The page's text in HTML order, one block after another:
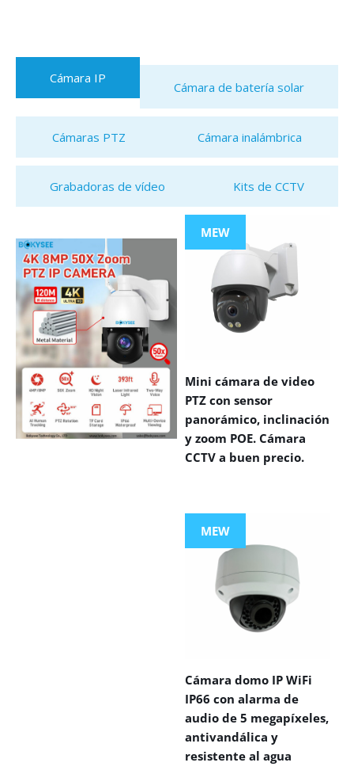
Cámara IP
Cámara de batería solar
Cámaras PTZ Cámara inalámbrica
Grabadoras de vídeo Kits de CCTV
MEW
Mini cámara de video
PTZ con sensor
panorámico, inclinación
y zoom POE. Cámara
CCTV a buen precio.
MEW
Cámara domo IP WiFi
IP66 con alarma de
audio de 5 megapíxeles,
antivandálica y
resistente al agua